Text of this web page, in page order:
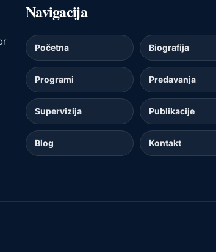
Navigacija
Početna Biografija
Programi Predavanja
Supervizija Publikacije
Blog Kontakt